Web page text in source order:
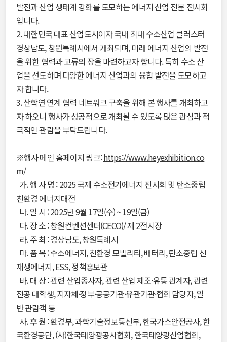
발전과 산업 생태계 강화를 도모하는 에너지 산업 전문 전시회
입니다.
2. 대한민국 대표 산업도시이자 국내 최대 수소산업 클러스터
경상남도, 창원특례시에서 개최되며, 미래 에너지 산업의 발전
을 위한 협력과 교류의 장을 마련하고자 합니다. 특히 수소 산
업을 선도하며 다양한 에너지 산업과의 융합 발전을 도모하고
자 합니다.
3. 산학연 연계 협력 네트워크 구축을 위해 본 행사를 개최하고
자 하오니 행사가 성공적으로 개최될 수 있도록 많은 관심과 적
극적인 관람을 부탁드립니다.
※행사 메인 홈페이지 링크:https://www.heyexhibition.co
m/
가. 행 사 명 : 2025 국제 수소전기에너지 진시회 및 탄소중립
친환경 에너지대전
나. 일 시 : 2025년 9월 17일(수) ~ 19일(금)
다. 장 소 : 창원컨벤션센터(CECO)/ 제 2전시장
라. 주 최 : 경상남도, 창원특례시
마. 품 목 : 수소에너지, 친환경 모빌리티, 배터리, 탄소중립 신
재생에너지, ESS, 정책홍보관
바. 대 상 : 관련 산업종사자, 관련 산업 제조·유통 관계자, 관련
전공 대학생, 지자체·정부·공공기관·유관기관·협회 담당자, 일
반 관람객 등
사. 후 원 : 환경부, 과학기술정보통신부, 한국가스안전공사, 한
국환경공단, (사)한국태양광공사협회, 한국태양광산업협회,